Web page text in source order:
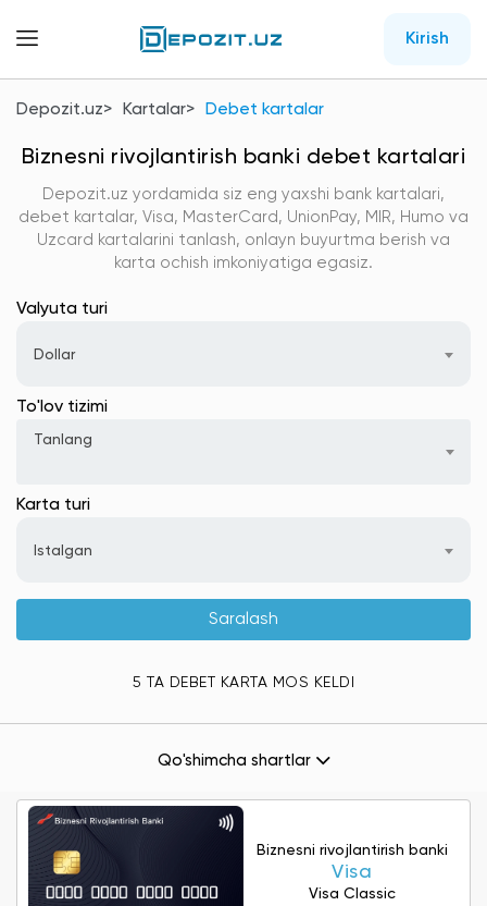
Kirish
Depozit.uz Kartalar Debet kartalar
Biznesni rivojlantirish banki debet kartalari
Depozit.uz yordamida siz eng yaxshi bank kartalari,
debet kartalar, Visa, MasterCard, UnionPay, MIR, Humo va
Uzcard kartalarini tanlash, onlayn buyurtma berish va
karta ochish imkoniyatiga egasiz.
Valyuta turi
Dollar
To'lov tizimi
Karta turi
Istalgan
Saralash
5 TA DEBET KARTA MOS KELDI
Qo'shimcha shartlar
Biznesni rivojlantirish banki
Visa
Visa Classic